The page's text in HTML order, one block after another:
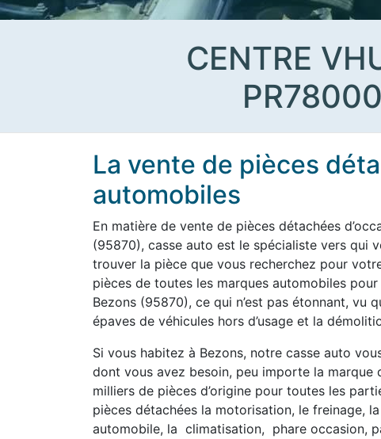
CENTRE
La vente de pièces
automobiles
En matière de vente de pièces détachées
(95870), casse auto est le spécialiste vers qui
trouver la pièce que vous recherchez pour
pièces de toutes les marques automobiles
Bezons (95870), ce qui n’est pas étonnant, vu
épaves de véhicules hors d’usage et la
Si vous habitez à Bezons, notre casse auto
dont vous avez besoin, peu importe la
milliers de pièces d’origine pour toutes les
pièces détachées la motorisation, le freinage,
automobile, la climatisation, phare occasion,